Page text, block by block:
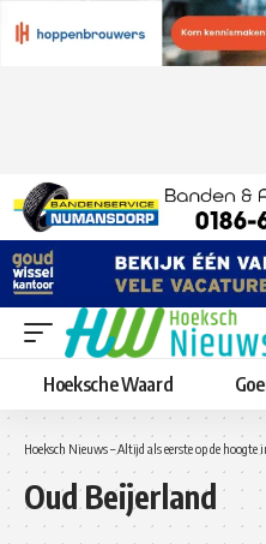
Hoeksche Waard
Hoeksch Nieuws – Altijd als eerste op de hoogte
Oud Beijerland